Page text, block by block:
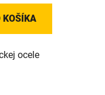
KOŠÍKA
ocele